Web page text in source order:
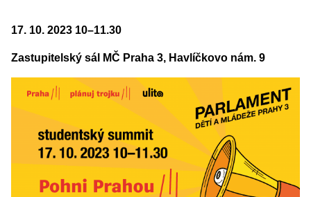
17. 10. 2023 10–11.30
Zastupitelský sál MČ Praha 3, Havlíčkovo nám. 9